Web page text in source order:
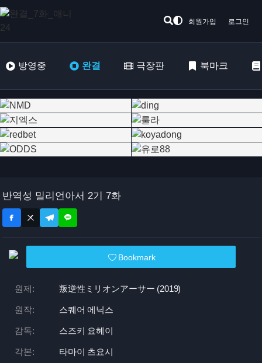
회원가입 로그인
방영중 완결 극장판 북마크
반역성 밀리언아서 2기 7화
Bookmark
원제: 叛逆性ミリオンアーサー (2019)
원작: 스퀘어 에닉스
감독: 스즈키 요헤이
각본: 타마이 츠요시